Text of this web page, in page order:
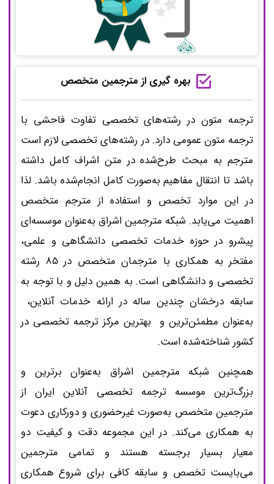
بهره گیری از مترجمین متخصص
ترجمه متون در رشته‌های تخصصی تفاوت فاحشی با
ترجمه متون عمومی دارد. در رشته‌های تخصصی لازم است
مترجم به مبحث طرح‌شده در متن اشراف کامل داشته
باشد تا انتقال مفاهیم به‌صورت کامل انجام‌شده باشد. لذا
در این موارد تخصص و استفاده از مترجم متخصص
اهمیت می‌یابد. شبکه مترجمین اشراق به‌عنوان موسسه‌ای
پیشرو در حوزه خدمات تخصصی دانشگاهی و علمی،
مفتخر به همکاری با مترجمان متخصص در 85 رشته
تخصصی و دانشگاهی است. به همین دلیل و با توجه به
سابقه درخشان چندین ساله در ارائه خدمات آنلاین،
به‌عنوان مطمئن‌ترین و بهترین مرکز ترجمه تخصصی در
کشور شناخته‌شده است.
همچنین شبکه مترجمین اشراق به‌عنوان برترین و
بزرگ‌ترین موسسه ترجمه تخصصی آنلاین ایران از
مترجمین متخصص به‌صورت غیرحضوری و دورکاری دعوت
به همکاری می‌کند. در این مجموعه دقت و کیفیت دو
معیار بسیار برجسته هستند و تمامی مترجمین
می‌بایست تخصص و سابقه کافی برای شروع همکاری